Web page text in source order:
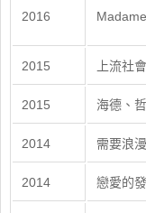
2016
2015 上流社會
2015 海德、
2014 需要浪
2014 戀愛的